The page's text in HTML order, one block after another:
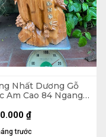
Nhất Dương Gỗ
Am Cao 84 Ngang
trước
₫